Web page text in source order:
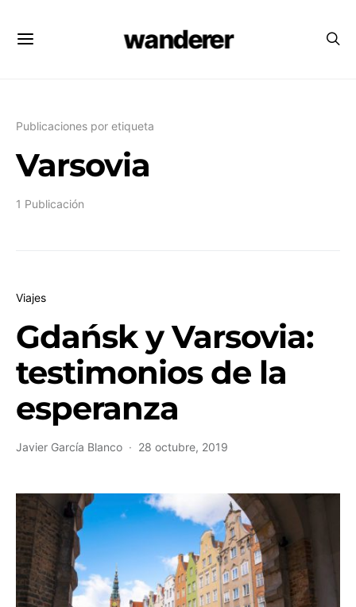
wanderer
Publicaciones por etiqueta
Varsovia
1 Publicación
Viajes
Gdańsk y Varsovia:
testimonios de la
esperanza
Javier García Blanco 28 octubre, 2019